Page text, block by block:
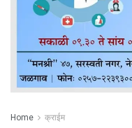
Home क्राईम